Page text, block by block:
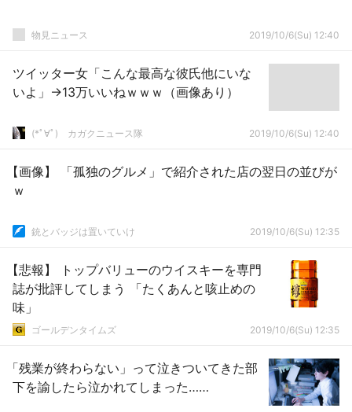
物見ニュース 2019/10/6(Su) 12:40
ツイッター女「こんな最高な彼氏他にいな
いよ」→13万いいねｗｗｗ（画像あり）
(*ﾟ∀ﾟ)ゞカガクニュース隊 2019/10/6(Su) 12:40
【画像】 「孤独のグルメ」で紹介された店の翌日の並びが
ｗ
銃とバッジは置いていけ 2019/10/6(Su) 12:35
【悲報】 トップバリューのウイスキーを専門
誌が批評してしまう 「たくあんと咳止めの
味」
ゴールデンタイムズ 2019/10/6(Su) 12:35
「残業が終わらない」って泣きついてきた部
下を諭したら泣かれてしまった……